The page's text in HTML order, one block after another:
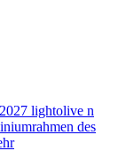
lightolive n
des